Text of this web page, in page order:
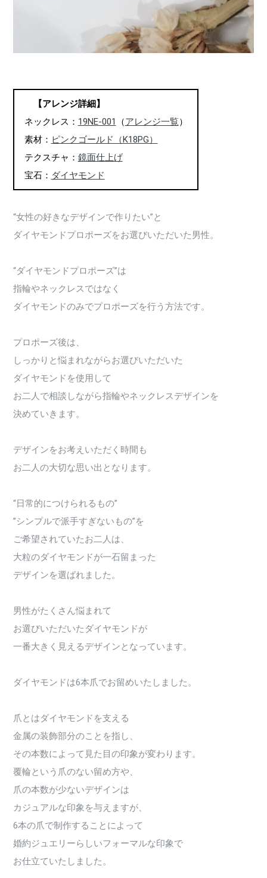
【アレンジ詳細】
ネックレス： 19NE-001 （アレンジ一覧）
素材： ピンクゴールド（K18PG）
テクスチャ： 鏡面仕上げ
宝石： ダイヤモンド
“女性の好きなデザインで作りたい”と
ダイヤモンドプロポーズをお選びいただいた男性。
“ダイヤモンドプロポーズ”は
指輪やネックレスではなく
ダイヤモンドのみでプロポーズを行う方法です。
プロポーズ後は、
しっかりと悩まれながらお選びいただいた
ダイヤモンドを使用して
お二人で相談しながら指輪やネックレスデザインを
決めていきます。
デザインをお考えいただく時間も
お二人の大切な思い出となります。
“日常的につけられるもの”
”シンプルで派手すぎないもの”を
ご希望されていたお二人は、
大粒のダイヤモンドが一石留まった
デザインを選ばれました。
男性がたくさん悩まれて
お選びいただいたダイヤモンドが
一番大きく見えるデザインとなっています。
ダイヤモンドは6本爪でお留めいたしました。
爪とはダイヤモンドを支える
金属の装飾部分のことを指し、
その本数によって見た目の印象が変わります。
覆輪という爪のない留め方や、
爪の本数が少ないデザインは
カジュアルな印象を与えますが、
6本の爪で制作することによって
婚約ジュエリーらしいフォーマルな印象で
お仕立ていたしました。